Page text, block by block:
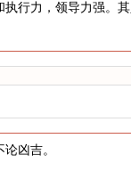
行力，领导力强。
凶吉。